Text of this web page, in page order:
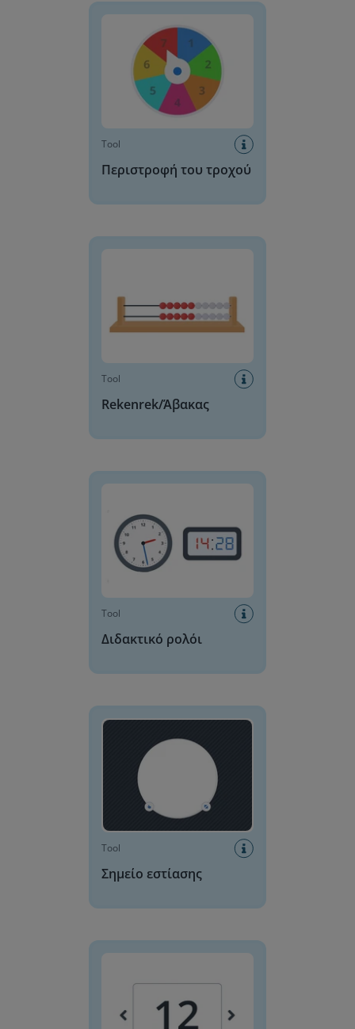
Tool
Περιστροφή του τροχού
Tool
Rekenrek/Άβακας
Tool
Διδακτικό ρολόι
Tool
Σημείο εστίασης